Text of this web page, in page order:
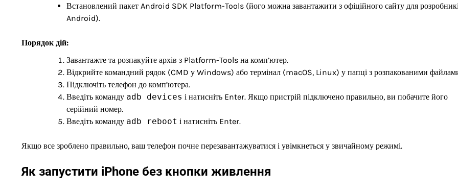
Встановлений пакет Android SDK Platform-Tools (його можна завантажити з офіційного сайту для
Android).
Порядок дій:
Завантажте та розпакуйте архів з Platform-Tools на комп’ютер.
Відкрийте командний рядок (CMD у Windows) або термінал (macOS, Linux) у папці з розпакованими
Підключіть телефон до комп’ютера.
Введіть команду adb devices і натисніть Enter. Якщо пристрій підключено правильно, ви побачите його
серійний номер.
Введіть команду adb reboot і натисніть Enter.
Якщо все зроблено правильно, ваш телефон почне перезавантажуватися і увімкнеться у звичайному режимі.
Як запустити iPhone без кнопки живлення